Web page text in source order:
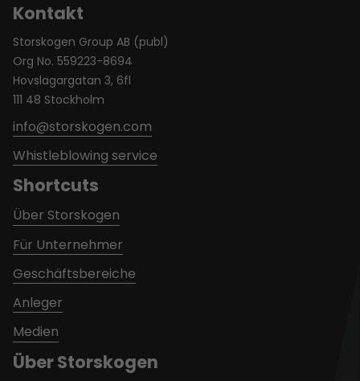
Über Storskogen
Kontakt
Storskogen Group AB (publ)
Org No. 559223-8694
Hovslagargatan 3, 6fl
111 48 Stockholm
info@storskogen.com
Whistleblowing service
Shortcuts
Über Storskogen
Für Unternehmer
Geschäftsbereiche
Anleger
Medien